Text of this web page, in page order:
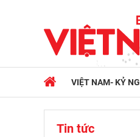
VIỆT NAM- KỶ
Tin tức